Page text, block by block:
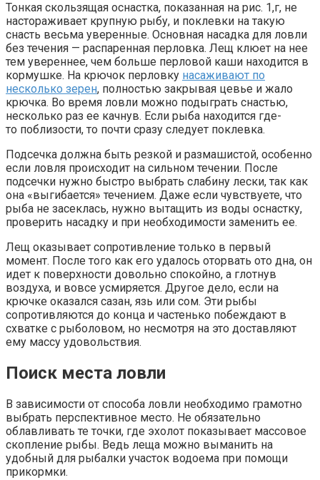
Тонкая скользящая оснастка, показанная на рис. 1,г, не
настораживает крупную рыбу, и поклевки на такую
снасть весьма уверенные. Основная насадка для ловли
без течения — распаренная перловка. Лещ клюет на нее
тем увереннее, чем больше перловой каши находится в
кормушке. На крючок перловку насаживают по
несколько зерен, полностью закрывая цевье и жало
крючка. Во время ловли можно подыграть снастью,
несколько раз ее качнув. Если рыба находится где-
то поблизости, то почти сразу следует поклевка.
Подсечка должна быть резкой и размашистой, особенно
если ловля происходит на сильном течении. После
подсечки нужно быстро выбрать слабину лески, так как
она «выгибается» течением. Даже если чувствуете, что
рыба не засеклась, нужно вытащить из воды оснастку,
проверить насадку и при необходимости заменить ее.
Лещ оказывает сопротивление только в первый
момент. После того как его удалось оторвать ото дна, он
идет к поверхности довольно спокойно, а глотнув
воздуха, и вовсе усмиряется. Другое дело, если на
крючке оказался сазан, язь или сом. Эти рыбы
сопротивляются до конца и частенько побеждают в
схватке с рыболовом, но несмотря на это доставляют
ему массу удовольствия.
Поиск места ловли
В зависимости от способа ловли необходимо грамотно
выбрать перспективное место. Не обязательно
облавливать те точки, где эхолот показывает массовое
скопление рыбы. Ведь леща можно выманить на
удобный для рыбалки участок водоема при помощи
прикормки.